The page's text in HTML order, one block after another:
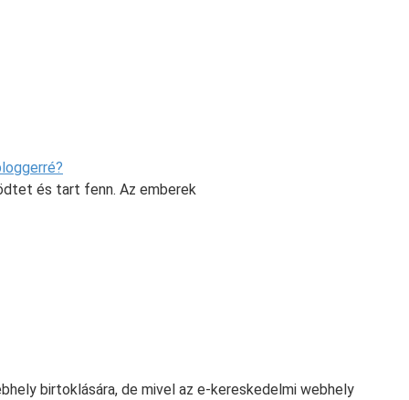
és tart fenn. Az emberek
birtoklására, de mivel az e-kereskedelmi webhely